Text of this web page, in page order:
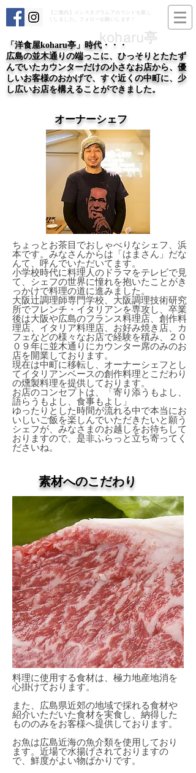
【ご案内】インスタグラムアカウントを新し
くしました。フォローお願いします！
koharu亭
「洋食屋koharu亭」時代・・・
広島の並木通りの端っこに、ひっそりとたたず
んでいたカウンターだけの小さなお店から、優
しいお客様のおかげで、すぐ近くの中町に、少
し広いお店を構えることができました。
オーナーシェフ
ちょっとお茶目でおしゃべりなシェフ、浜
本です。みなさんからは「はまさん」だな
んて、呼んでいただいてます。
小学校時代に料理人のドラマをテレビで見
て、シェフの世界に憧れを抱いたことがき
っかけで料理の道に進みました。
大阪辻調理師専門学校、大阪調理技術研究
所でフレンチ・イタリアンを専攻し、卒業
後は大阪や広島のフランス料理店、創作料
理店、イタリア料理店、お好み焼き店、カ
フェなどの様々なお店で経験を積み、２０
０９年に並木通りにカウンター席のみのお
店を開業しております。
現在は中町に移転し、オーナーシェフとし
てイタリアンベースの創作料理とこだわり
の燻製料理を提供しております。
お店のコンセプトは、「寄り添うもよし、
語らうもよし、食事もよし」
ゆったりとした時間が流れる中で本当にお
いしいご飯を楽しんでいただきたいと願う
シェフが、みなさまのお越しをお待ちして
おりますので、是非ふらっと立ち寄ってく
ださいね。
素材へのこだわり
料理に使用する食材は、極力地産地消を
心掛けております。
また、広島県近郊の地域で採れる食材や
紹介いただいた食材を実食し、納得した
もののみをお客様へ提供しております。
お魚は広島近海の魚介類を使用しており
ます。近場で水揚げされておりますの
で、鮮度がよい物ばかりです。